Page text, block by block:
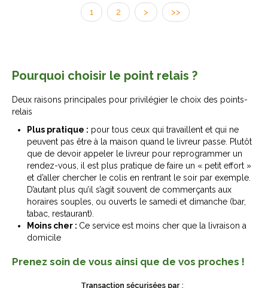
1 2 > >>
Pourquoi choisir le point relais ?
Deux raisons principales pour privilégier le choix des points-
relais
Plus pratique : pour tous ceux qui travaillent et qui ne
peuvent pas être à la maison quand le livreur passe. Plutôt
que de devoir appeler le livreur pour reprogrammer un
rendez-vous, il est plus pratique de faire un « petit effort »
et d’aller chercher le colis en rentrant le soir par exemple.
D’autant plus qu’il s’agit souvent de commerçants aux
horaires souples, ou ouverts le samedi et dimanche (bar,
tabac, restaurant).
Moins cher : Ce service est moins cher que la livraison a
domicile
Prenez soin de vous ainsi que de vos proches !